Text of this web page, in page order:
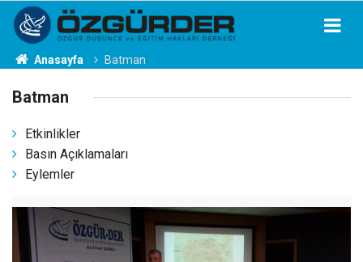
Anasayfa Batman
Batman
Etkinlikler
Basın Açıklamaları
Eylemler